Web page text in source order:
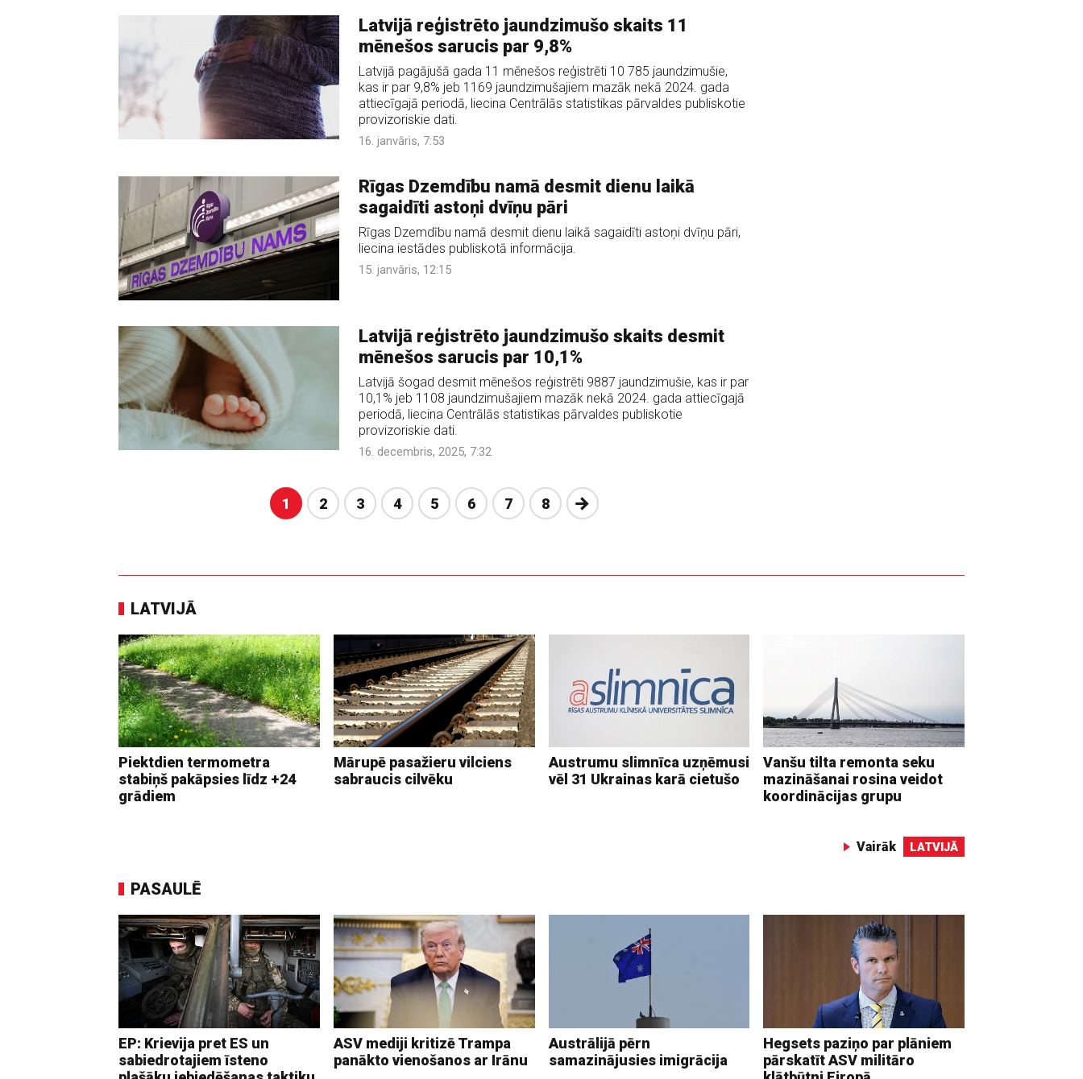
Latvijā reģistrēto jaundzimušo skaits 11
mēnešos sarucis par 9,8%
Latvijā pagājušā gada 11 mēnešos reģistrēti 10 785 jaundzimušie,
kas ir par 9,8% jeb 1169 jaundzimušajiem mazāk nekā 2024. gada
attiecīgajā periodā, liecina Centrālās statistikas pārvaldes publiskotie
provizoriskie dati.
16. janvāris, 7:53
Rīgas Dzemdību namā desmit dienu laikā
sagaidīti astoņi dvīņu pāri
Rīgas Dzemdību namā desmit dienu laikā sagaidīti astoņi dvīņu pāri,
liecina iestādes publiskotā informācija.
15. janvāris, 12:15
Latvijā reģistrēto jaundzimušo skaits desmit
mēnešos sarucis par 10,1%
Latvijā šogad desmit mēnešos reģistrēti 9887 jaundzimušie, kas ir par
10,1% jeb 1108 jaundzimušajiem mazāk nekā 2024. gada attiecīgajā
periodā, liecina Centrālās statistikas pārvaldes publiskotie
provizoriskie dati.
16. decembris, 2025, 7:32
1 2 3 4 5 6 7 8 Nākošā
LATVIJĀ
Piektdien termometra
stabiņš pakāpsies līdz +24
grādiem
Mārupē pasažieru vilciens
sabraucis cilvēku
Austrumu slimnīca uzņēmusi
vēl 31 Ukrainas karā cietušo
Vanšu tilta remonta seku
mazināšanai rosina veidot
koordinācijas grupu
Vairāk LATVIJĀ
PASAULĒ
EP: Krievija pret ES un
sabiedrotajiem īsteno
ASV mediji kritizē Trampa
panākto vienošanos ar Irānu
Austrālijā pērn
samazinājusies imigrācija
Hegsets paziņo par plāniem
pārskatīt ASV militāro